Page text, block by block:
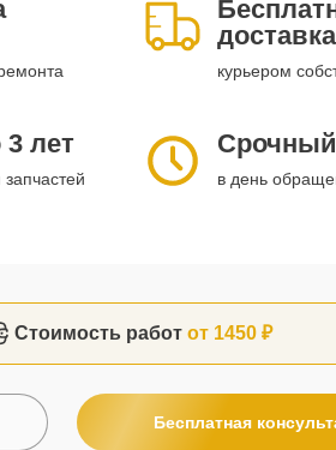
доставка
курьером
3 лет
в день
Стоимость работ от 1450 ₽
Бесплатная